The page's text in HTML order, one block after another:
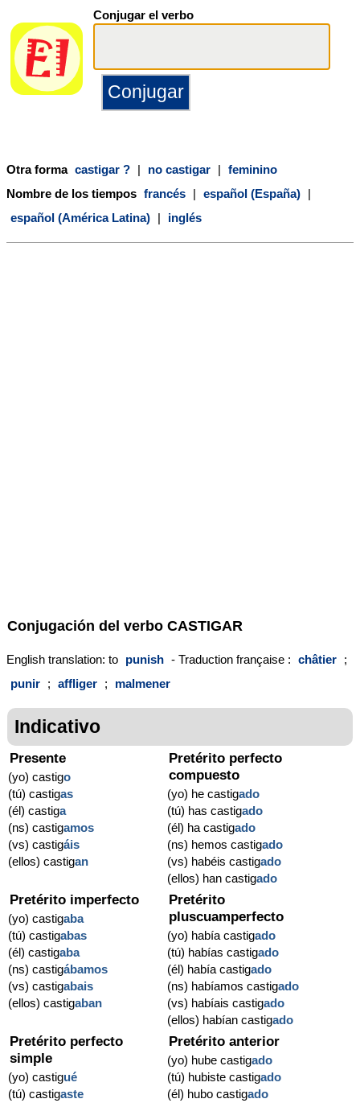
Conjugar el verbo
Otra forma castigar ? | no castigar | feminino
Nombre de los tiempos francés | español (España) |
español (América Latina) | inglés
Conjugación del verbo CASTIGAR
English translation: to punish - Traduction française : châtier ;
punir ; affliger ; malmener
Indicativo
Presente
(yo) castigo
(tú) castigas
(él) castiga
(ns) castigamos
(vs) castigáis
(ellos) castigan
Pretérito perfecto
compuesto
(yo) he castigado
(tú) has castigado
(él) ha castigado
(ns) hemos castigado
(vs) habéis castigado
(ellos) han castigado
Pretérito imperfecto
(yo) castigaba
(tú) castigabas
(él) castigaba
(ns) castigábamos
(vs) castigabais
(ellos) castigaban
Pretérito
pluscuamperfecto
(yo) había castigado
(tú) habías castigado
(él) había castigado
(ns) habíamos castigado
(vs) habíais castigado
(ellos) habían castigado
Pretérito perfecto
simple
(yo) castigué
(tú) castigaste
Pretérito anterior
(yo) hube castigado
(tú) hubiste castigado
(él) hubo castigado